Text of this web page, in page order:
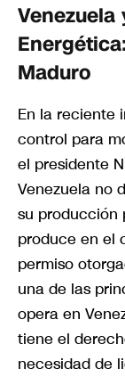
Maduro
En la reciente
control para
el presidente
Venezuela no
su producción
produce en el
permiso
una de las
opera en
tiene el
necesidad de